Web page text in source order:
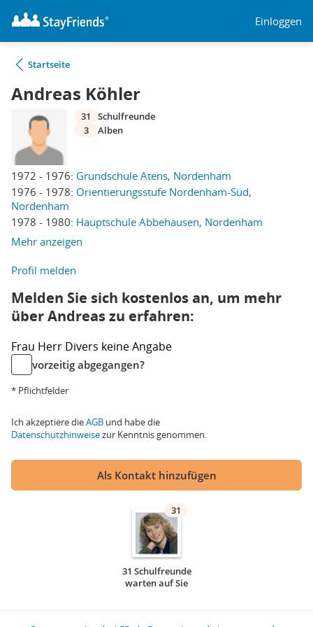
Einloggen
Startseite
Andreas Köhler
1972 - 1976: Grundschule Atens, Nordenham
1976 - 1978: Orientierungsstufe Nordenham-Süd,
Nordenham
1978 - 1980: Hauptschule Abbehausen, Nordenham
Mehr anzeigen
31
Schulfreunde
3
Alben
Profil melden
Melden Sie sich kostenlos an, um mehr
über Andreas zu erfahren:
Frau Herr Divers keine Angabe
vorzeitig abgegangen?
* Pflichtfelder
Ich akzeptiere dieAGB und habe die
Datenschutzhinweisezur Kenntnis genommen.
Als Kontakt hinzufügen
31
31 Schulfreunde
warten auf Sie